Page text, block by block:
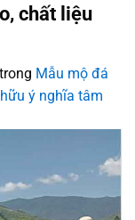
chất liệu
trong Mẫu mộ đá
ý nghĩa tâm